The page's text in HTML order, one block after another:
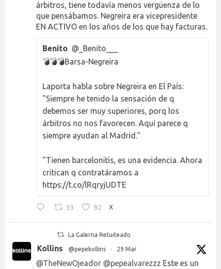
árbitros, tiene todavía menos vergüenza de lo
que pensábamos. Negreira era vicepresidente
EN ACTIVO en los años de los que hay facturas.
Benito @_Benito___
💣💣💣Barsa-Negreira
Laporta habla sobre Negreira en El País:
"Siempre he tenido la sensación de q
debemos ser muy superiores, porq los
árbitros no nos favorecen. Aquí parece q
siempre ayudan al Madrid."
"Tienen barcelonitis, es una evidencia. Ahora
critican q contratáramos a
https://t.co/lRqryjUDTE
33 92 X
La Galerna Retuiteado
Kollins @pepekollins · 29 Mar
@TheNewOjeador @pepealvarezzz Este es un